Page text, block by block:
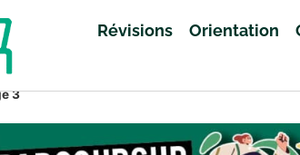
Révisions Orientation
3